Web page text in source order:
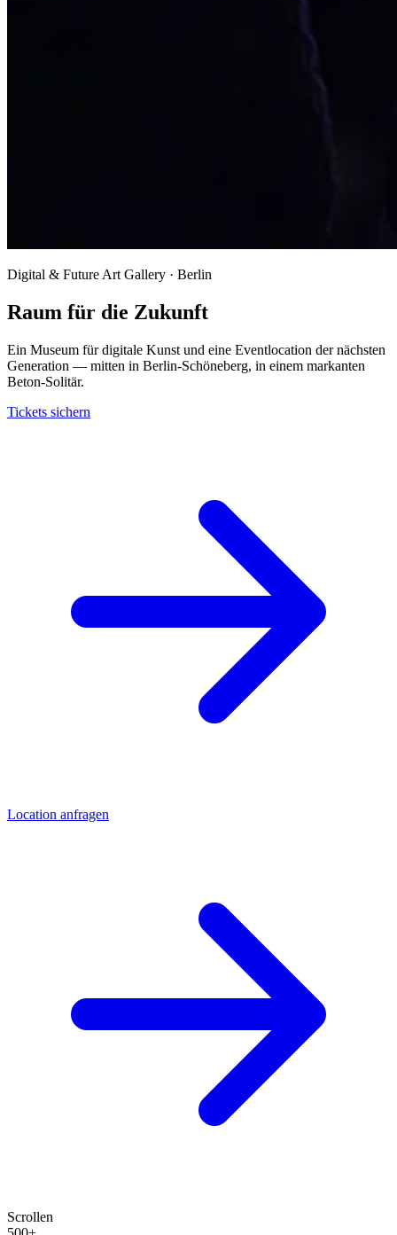
Digital & Future Art Gallery · Berlin
Raum für die Zukunft
Ein Museum für digitale Kunst und eine Eventlocation der nächsten
Generation — mitten in Berlin-Schöneberg, in einem markanten
Beton-Solitär.
Tickets sichern
Location anfragen
Scrollen